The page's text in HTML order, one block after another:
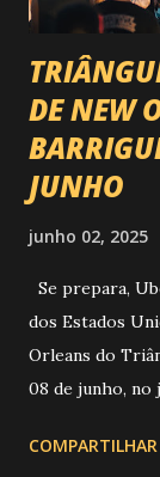
DE NEW
JUNHO
junho 02, 2025
Se prepara,
dos Estados
Orleans do
08 de junho, no
Foto: https://
COMPARTILHAR